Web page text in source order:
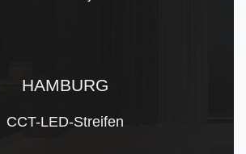
HAMBURG
CCT-LED-Streifen